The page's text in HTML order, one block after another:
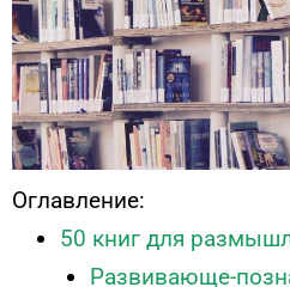
Оглавление:
50 книг для
Развивающе-